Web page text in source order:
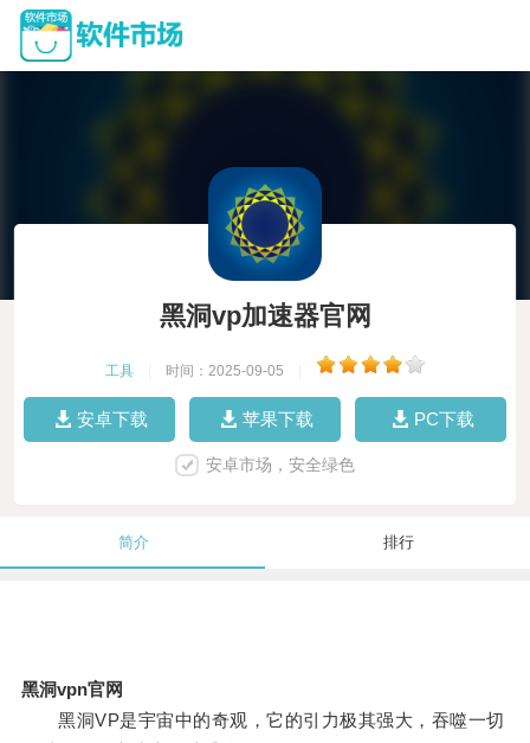
黑洞vp加速器官网
工具 时间：2025-09-05
安卓下载 苹果下载 PC下载
安卓市场，安全绿色
简介 排行
黑洞vpn官网
黑洞VP是宇宙中的奇观，它的引力极其强大，吞噬一切